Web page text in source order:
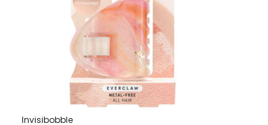
Invisibobble